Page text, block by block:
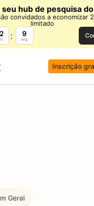
hub de pesquisa
convidados a economizar
limitado
8
seg.
Inscrição
Geral